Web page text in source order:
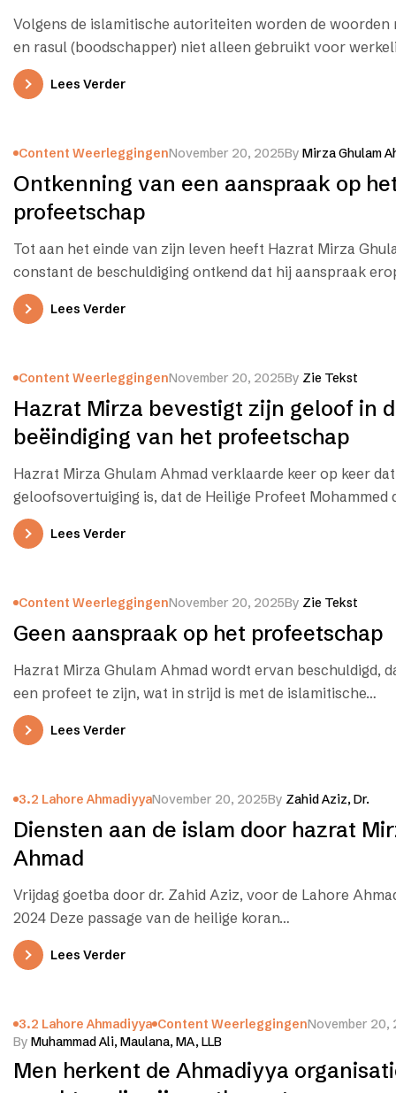
Volgens de islamitische autoriteiten worden de woorden
en rasul (boodschapper) niet alleen gebruikt voor
zoals gedefinieerd in de islamitische terminologie,…
Lees Verder
Content WeerleggingenNovember 20, 2025By Mirza Ghulam
Ontkenning van een aanspraak op
profeetschap
Tot aan het einde van zijn leven heeft Hazrat Mirza
constant de beschuldiging ontkend dat hij aanspraak
Lees Verder
Content WeerleggingenNovember 20, 2025By Zie Tekst
Hazrat Mirza bevestigt zijn geloof in
beëindiging van het profeetschap
Hazrat Mirza Ghulam Ahmad verklaarde keer op keer
geloofsovertuiging is, dat de Heilige Profeet Mohammed
Lees Verder
Content WeerleggingenNovember 20, 2025By Zie Tekst
Geen aanspraak op het profeetschap
Hazrat Mirza Ghulam Ahmad wordt ervan beschuldigd,
een profeet te zijn, wat in strijd is met de islamitische…
Lees Verder
3.2 Lahore AhmadiyyaNovember 20, 2025By Zahid Aziz, Dr.
Diensten aan de islam door hazrat
Ahmad
Vrijdag goetba door dr. Zahid Aziz, voor de Lahore
2024 Deze passage van de heilige koran…
Lees Verder
3.2 Lahore Ahmadiyya Content WeerleggingenNovember 20,
By Muhammad Ali, Maulana, MA, LLB
Men herkent de Ahmadiyya